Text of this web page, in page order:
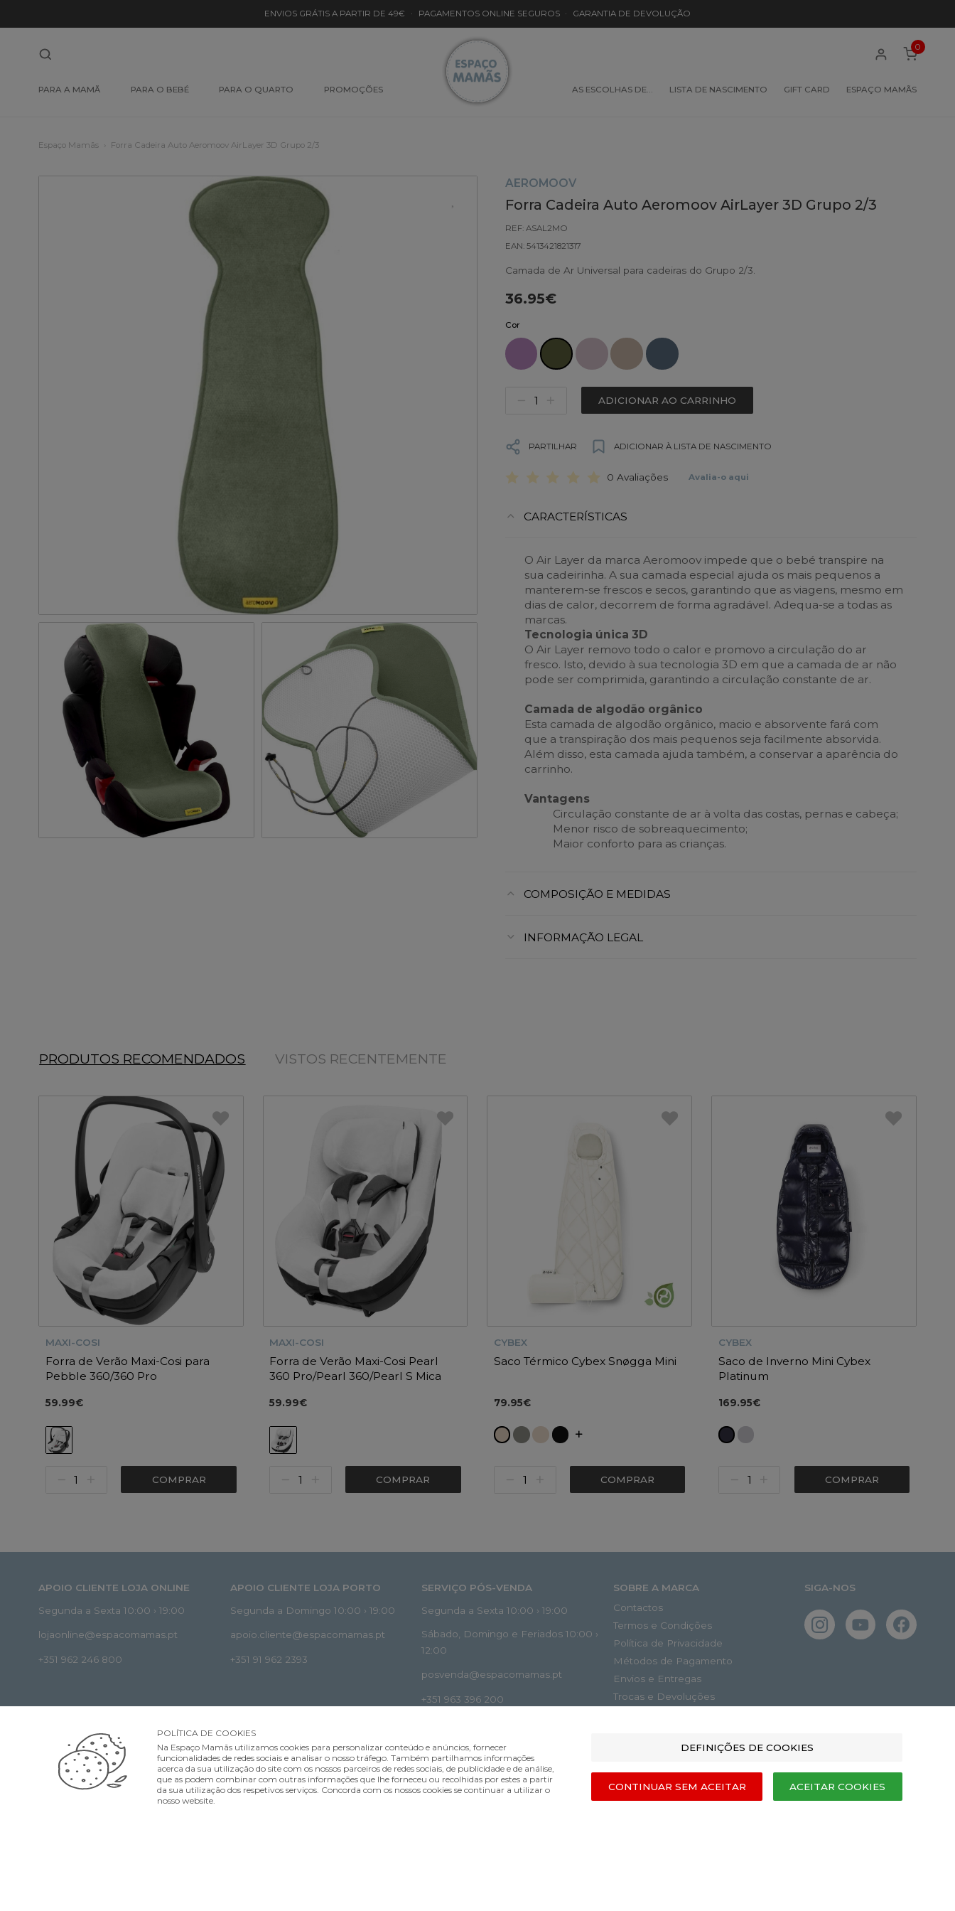
ENVIOS GRÁTIS A PARTIR DE 49€ · PAGAMENTOS ONLINE SEGUROS · GARANTIA DE DEVOLUÇÃO
PARA A MAMÃ PARA O BEBÉ PARA O QUARTO PROMOÇÕES AS ESCOLHAS DE… LISTA DE NASCIMENTO GIFT CARD ESPAÇO MAMÃS
0
Espaço Mamãs Forra Cadeira Auto Aeromoov AirLayer 3D Grupo 2/3
AEROMOOV
Forra Cadeira Auto Aeromoov AirLayer 3D Grupo 2/3
REF: ASAL2MO
EAN: 5413421821317
Camada de Ar Universal para cadeiras do Grupo 2/3.
36.95€
Cor
ADICIONAR AO CARRINHO
PARTILHAR ADICIONAR À LISTA DE NASCIMENTO
0 Avaliações Avalia-o aqui
CARACTERÍSTICAS
O Air Layer da marca Aeromoov impede que o bebé transpire na
sua cadeirinha. A sua camada especial ajuda os mais pequenos a
manterem-se frescos e secos, garantindo que as viagens, mesmo em
dias de calor, decorrem de forma agradável. Adequa-se a todas as
marcas.
Tecnologia única 3D
O Air Layer removo todo o calor e promovo a circulação do ar
fresco. Isto, devido à sua tecnologia 3D em que a camada de ar não
pode ser comprimida, garantindo a circulação constante de ar.
Camada de algodão orgânico
Esta camada de algodão orgânico, macio e absorvente fará com
que a transpiração dos mais pequenos seja facilmente absorvida.
Além disso, esta camada ajuda também, a conservar a aparência do
carrinho.
Vantagens
Circulação constante de ar à volta das costas, pernas e cabeça;
Menor risco de sobreaquecimento;
Maior conforto para as crianças.
COMPOSIÇÃO E MEDIDAS
INFORMAÇÃO LEGAL
PRODUTOS RECOMENDADOS VISTOS RECENTEMENTE
MAXI-COSI
Forra de Verão Maxi-Cosi para
Pebble 360/360 Pro
59.99€
COMPRAR
MAXI-COSI
Forra de Verão Maxi-Cosi Pearl
360 Pro/Pearl 360/Pearl S Mica
59.99€
COMPRAR
CYBEX
Saco Térmico Cybex Snøgga Mini
79.95€
COMPRAR
CYBEX
Saco de Inverno Mini Cybex
Platinum
169.95€
COMPRAR
APOIO CLIENTE LOJA ONLINE
Segunda a Sexta 10:00 › 19:00
lojaonline@espacomamas.pt
+351 962 246 800
APOIO CLIENTE LOJA PORTO
Segunda a Domingo 10:00 › 19:00
apoio.cliente@espacomamas.pt
+351 91 962 2393
SERVIÇO PÓS-VENDA
Segunda a Sexta 10:00 › 19:00
Sábado, Domingo e Feriados 10:00 ›
12:00
posvenda@espacomamas.pt
+351 963 396 200
SOBRE A MARCA
Contactos
Termos e Condições
Política de Privacidade
Métodos de Pagamento
Envios e Entregas
Trocas e Devoluções
SIGA-NOS
MÉTODOS DE PAGAMENTO MÉTODOS DE ENVIO
POLÍTICA DE COOKIES
Na Espaço Mamãs utilizamos cookies para personalizar conteúdo e anúncios, fornecer
funcionalidades de redes sociais e analisar o nosso tráfego. Também partilhamos informações
acerca da sua utilização do site com os nossos parceiros de redes sociais, de publicidade e de análise,
que as podem combinar com outras informações que lhe forneceu ou recolhidas por estes a partir
da sua utilização dos respetivos serviços. Concorda com os nossos cookies se continuar a utilizar o
nosso website.
DEFINIÇÕES DE COOKIES
CONTINUAR SEM ACEITAR ACEITAR COOKIES